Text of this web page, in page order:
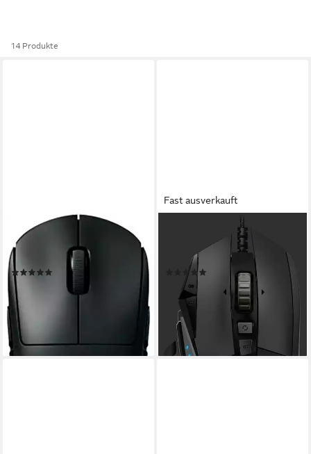
14 Produkte
LOGITECH
PRO 2 LIGHTSPEED Gaming-
Maus (RF Wireless)
ab 84,99 € 139,99 €
-39%
lieferbar - in 2-3 Werktagen bei dir
Fast ausverkauft
Logitech G502 HERO Maus
(kabelgebunden)
ab 49,90 €
lieferbar - in 5-6 Werktagen bei dir